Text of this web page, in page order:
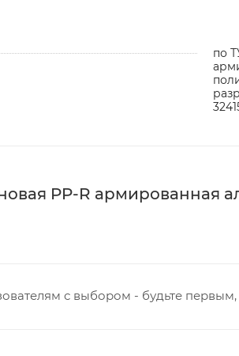
по
PP-R армированная
с выбором - будьте